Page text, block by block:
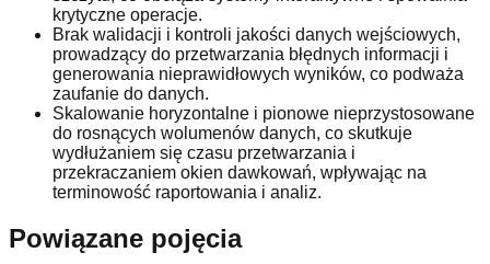
krytyczne operacje.
Brak walidacji i kontroli jakości danych wejściowych,
prowadzący do przetwarzania błędnych informacji i
generowania nieprawidłowych wyników, co podważa
zaufanie do danych.
Skalowanie horyzontalne i pionowe nieprzystosowane
do rosnących wolumenów danych, co skutkuje
wydłużaniem się czasu przetwarzania i
przekraczaniem okien dawkowań, wpływając na
terminowość raportowania i analiz.
Powiązane pojęcia